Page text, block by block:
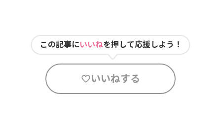
この記事にいいねを押して応援しよう！
いいねする